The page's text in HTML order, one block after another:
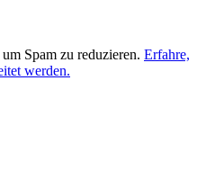
Spam zu reduzieren. Erfahre,
werden.